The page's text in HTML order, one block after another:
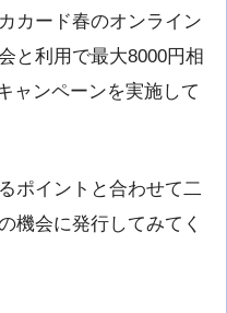
カード春のオンライン
と利用で最大8000円相
ャンペーンを実施して
ポイントと合わせて二
機会に発行してみてく